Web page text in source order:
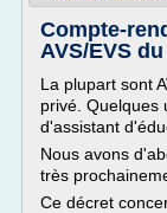
Compte-
AVS/EVS
La plupart sont
privé. Quelques
d'assistant
Nous avons
très
Ce décret